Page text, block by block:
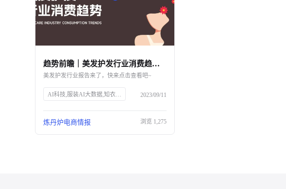
趋势前瞻｜美发护发行业消费趋势报告
美发护发行业报告来了，快来点击查看吧~
AI科技,服装AI大数据,知衣科技,头皮护理,防脱生发,美发护发行业,消费趋势,高端头皮精油,洗发水功效,消费者安全,中草药防脱,丰盈蓬松,免洗喷雾,Spes诗裴丝 2023/09/11
炼丹炉电商情报 浏览 1,275